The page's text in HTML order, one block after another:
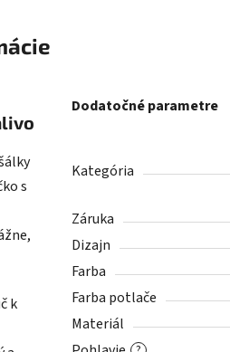
s
k
Dodatočné parametre
Kategória
Záruka
Dizajn
Farba
Farba potlače
Materiál